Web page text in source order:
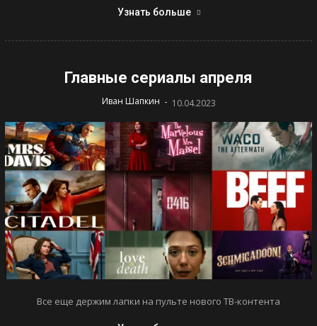
Узнать больше
Главные сериалы апреля
Иван Шапкин - 10.04.2023
Все еще держим лапки на пульте нового ТВ-контента